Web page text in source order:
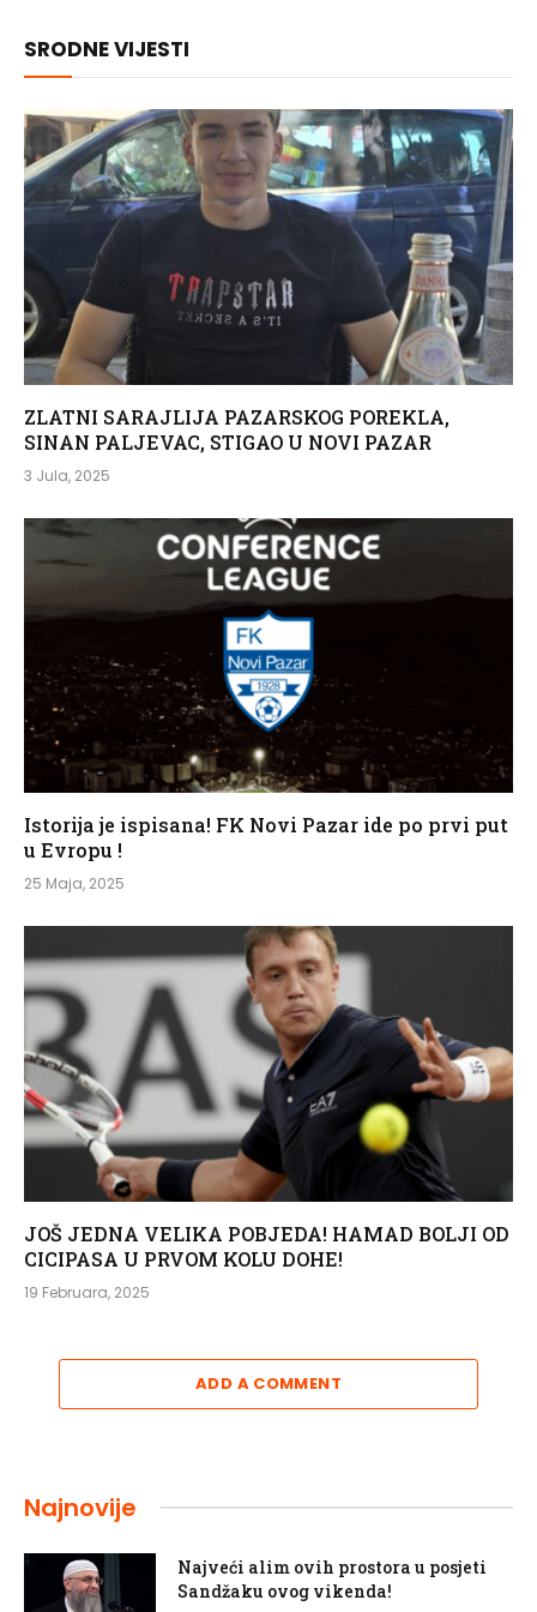
SRODNE VIJESTI
ZLATNI SARAJLIJA PAZARSKOG POREKLA,
SINAN PALJEVAC, STIGAO U NOVI PAZAR
3 Jula, 2025
Istorija je ispisana! FK Novi Pazar ide po prvi put
u Evropu !
25 Maja, 2025
JOŠ JEDNA VELIKA POBJEDA! HAMAD BOLJI OD
CICIPASA U PRVOM KOLU DOHE!
19 Februara, 2025
ADD A COMMENT
Najnovije
Najveći alim ovih prostora u posjeti
Sandžaku ovog vikenda!